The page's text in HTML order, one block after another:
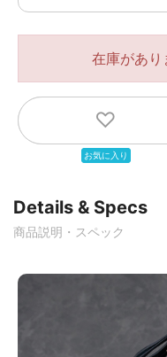
在庫があり
Details & Specs
商品説明・スペック